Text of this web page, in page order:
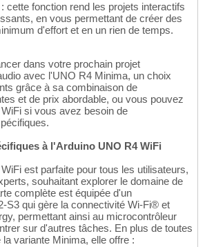
cette fonction rend les projets interactifs
en vous permettant de créer des
d'effort et en un rien de temps.
dans votre prochain projet
avec l'UNO R4 Minima, un choix
grâce à sa combinaison de
et de prix abordable, ou vous pouvez
si vous avez besoin de
à l'Arduino UNO R4 WiFi
est parfaite pour tous les utilisateurs,
souhaitant explorer le domaine de
complète est équipée d'un
S3 qui gère la connectivité Wi-Fi® et
permettant ainsi au microcontrôleur
sur d'autres tâches. En plus de toutes
variante Minima, elle offre :